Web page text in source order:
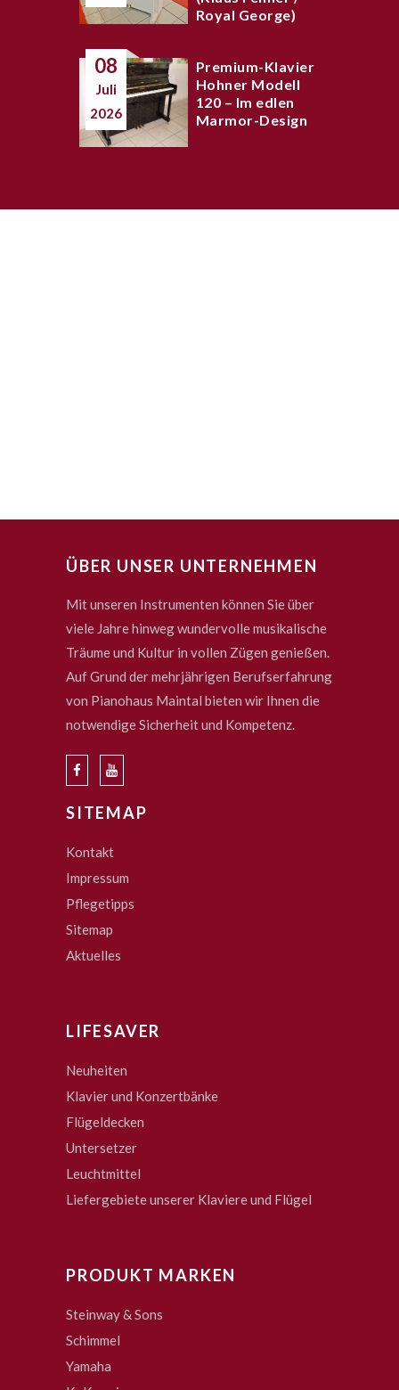
Royal George)
08
Juli
2026
Premium-Klavier
Hohner Modell
120 – Im edlen
Marmor-Design
ÜBER UNSER UNTERNEHMEN
Mit unseren Instrumenten können Sie über
viele Jahre hinweg wundervolle musikalische
Träume und Kultur in vollen Zügen genießen.
Auf Grund der mehrjährigen Berufserfahrung
von Pianohaus Maintal bieten wir Ihnen die
notwendige Sicherheit und Kompetenz.
SITEMAP
Kontakt
Impressum
Pflegetipps
Sitemap
Aktuelles
LIFESAVER
Neuheiten
Klavier und Konzertbänke
Flügeldecken
Untersetzer
Leuchtmittel
Liefergebiete unserer Klaviere und Flügel
PRODUKT MARKEN
Steinway & Sons
Schimmel
Yamaha